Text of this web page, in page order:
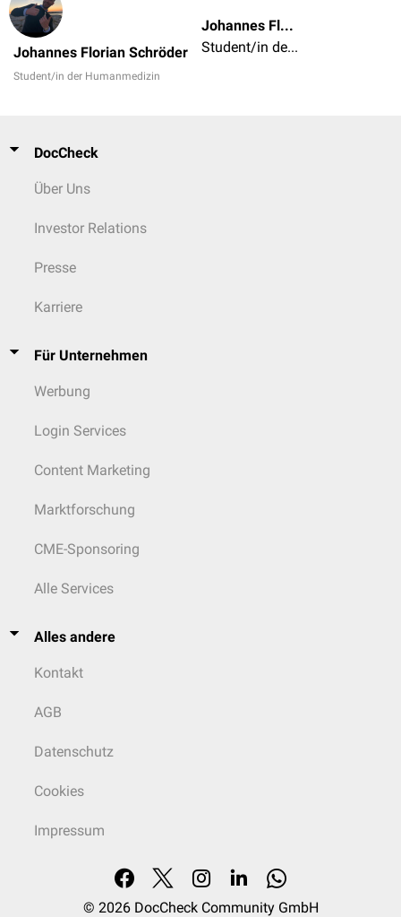
Johannes Florian Schröder
Student/in der Humanmedizin
Johannes Florian Schröder
Student/in der Humanmedizin
DocCheck
Über Uns
Investor Relations
Presse
Karriere
Für Unternehmen
Werbung
Login Services
Content Marketing
Marktforschung
CME-Sponsoring
Alle Services
Alles andere
Kontakt
AGB
Datenschutz
Cookies
Impressum
© 2026 DocCheck Community GmbH